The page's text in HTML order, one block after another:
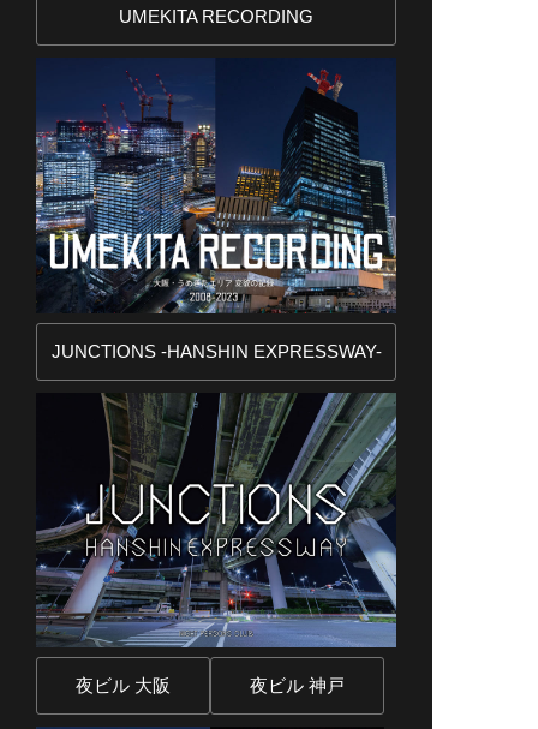
UMEKITA RECORDING
JUNCTIONS -HANSHIN EXPRESSWAY-
夜ビル 大阪 夜ビル 神戸